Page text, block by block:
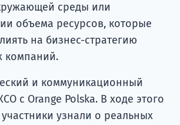
среды или
объема ресурсов, которые
на бизнес-стратегию
компаний.
и коммуникационный
с Orange Polska. В ходе этого
узнали о реальных